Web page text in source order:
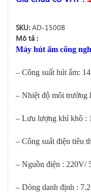
SKU: AD-1500B
Mô tả :
Máy hút ẩm công
– Công suất hút ẩm:
– Nhiệt độ môi trường
– Lưu lượng khí khô :
– Công suất điện tiêu
– Nguồn điện : 220V/
– Dòng danh định :